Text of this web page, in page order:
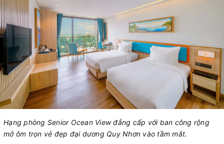
Hạng phòng Senior Ocean View đẳng cấp với ban công rộng
mở ôm trọn vẻ đẹp đại dương Quy Nhơn vào tầm mắt.